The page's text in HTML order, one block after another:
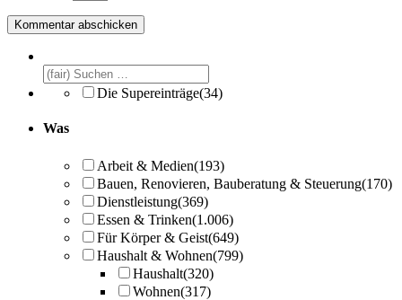
Die Supereinträge(34)
Was
Arbeit & Medien(193)
Bauen, Renovieren, Bauberatung & Steuerung(170)
Dienstleistung(369)
Essen & Trinken(1.006)
Für Körper & Geist(649)
Haushalt & Wohnen(799)
Haushalt(320)
Wohnen(317)